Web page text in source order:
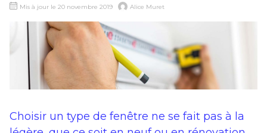
Mis à jour le 20 novembre 2019 Alice Muret
Choisir un type de fenêtre ne se fait pas à la